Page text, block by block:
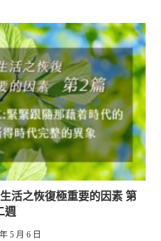
活之恢復極重要的因素 第
週
5 月 6 日